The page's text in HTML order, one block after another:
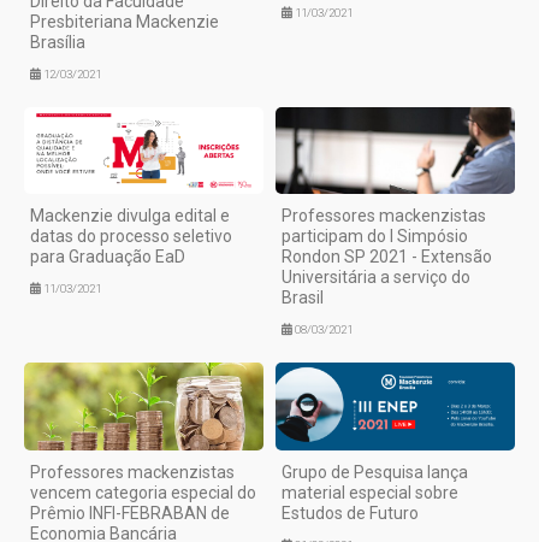
Presbiteriana Mackenzie
Brasília
12/03/2021
11/03/2021
Mackenzie divulga edital e
datas do processo seletivo
para Graduação EaD
11/03/2021
Professores mackenzistas
participam do I Simpósio
Rondon SP 2021 - Extensão
Universitária a serviço do
Brasil
08/03/2021
Professores mackenzistas
vencem categoria especial do
Prêmio INFI-FEBRABAN de
Economia Bancária
Grupo de Pesquisa lança
material especial sobre
Estudos de Futuro